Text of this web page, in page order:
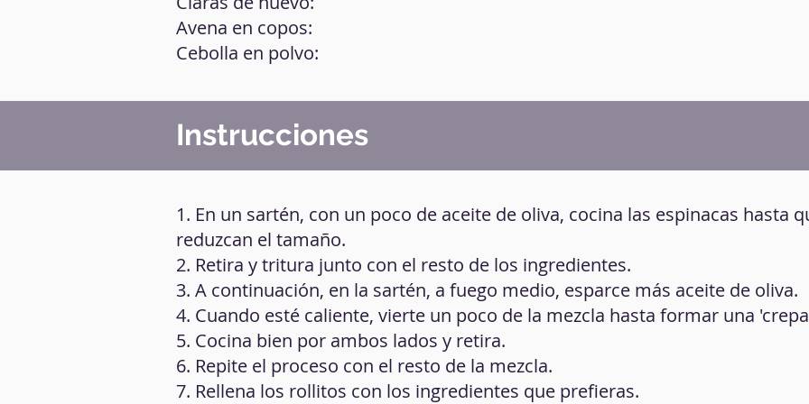
Avena en copos:
Cebolla en polvo:
Instrucciones
1. En un sartén, con un poco de aceite de oliva, cocina las espinacas hasta
reduzcan el tamaño.
2. Retira y tritura junto con el resto de los ingredientes.
3. A continuación, en la sartén, a fuego medio, esparce más aceite de oliva.
4. Cuando esté caliente, vierte un poco de la mezcla hasta formar una
5. Cocina bien por ambos lados y retira.
6. Repite el proceso con el resto de la mezcla.
7. Rellena los rollitos con los ingredientes que prefieras.